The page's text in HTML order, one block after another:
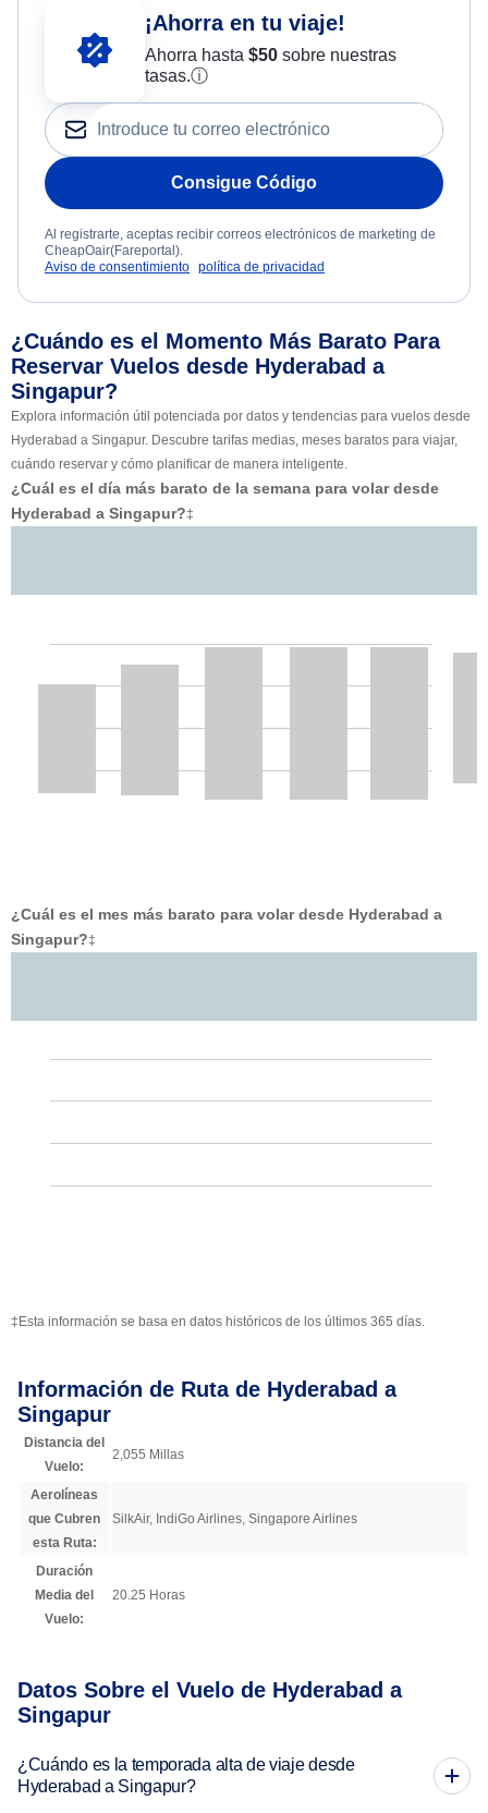
¡Ahorra en tu viaje!
Ahorra hasta $50sobre nuestras
tasas.ⓘ
Consigue Código
Al registrarte, aceptas recibir correos electrónicos de marketing de
CheapOair(Fareportal).
Aviso de consentimiento política de privacidad
¿Cuándo es el Momento Más Barato Para
Reservar Vuelos desde Hyderabad a
Singapur?
Explora información útil potenciada por datos y tendencias para vuelos desde
Hyderabad a Singapur. Descubre tarifas medias, meses baratos para viajar,
cuándo reservar y cómo planificar de manera inteligente.
¿Cuál es el día más barato de la semana para volar desde
Hyderabad a Singapur?‡
¿Cuál es el mes más barato para volar desde Hyderabad a
Singapur?‡
‡Esta información se basa en datos históricos de los últimos 365 días.
Información de Ruta de Hyderabad a
Singapur
Distancia del
Vuelo:
2,055 Millas
Aerolíneas
que Cubren
esta Ruta:
SilkAir, IndiGo Airlines, Singapore Airlines
Duración
Media del
Vuelo:
20.25 Horas
Datos Sobre el Vuelo de Hyderabad a
Singapur
¿Cuándo es la temporada alta de viaje desde
Hyderabad a Singapur?